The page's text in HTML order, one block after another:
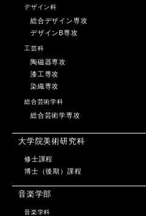
デザイン科
総合デザイン専攻
デザインB専攻
工芸科
陶磁器専攻
漆工専攻
染織専攻
総合芸術学科
総合芸術学専攻
大学院美術研究科
修士課程
博士（後期）課程
音楽学部
音楽学科